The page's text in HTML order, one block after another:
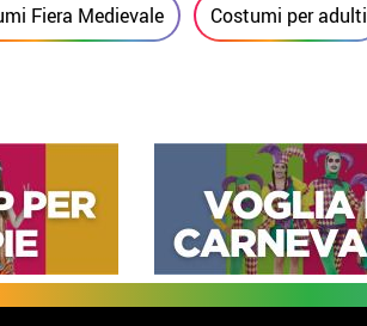
Fiera Medievale Costumi per adulti